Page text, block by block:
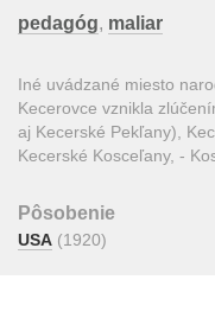
pedagóg, maliar
Iné uvádzané miesto
Kecerovce vznikla
aj Kecerské Pekľany),
Kecerské Kosceľany, -
Pôsobenie
USA (1920)